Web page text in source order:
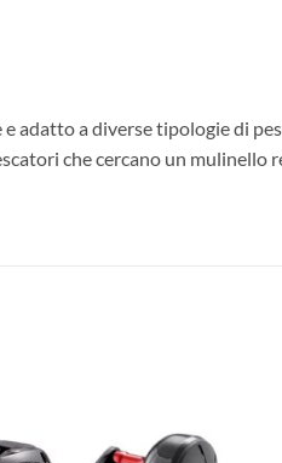
adatto a diverse tipologie di
che cercano un mulinello